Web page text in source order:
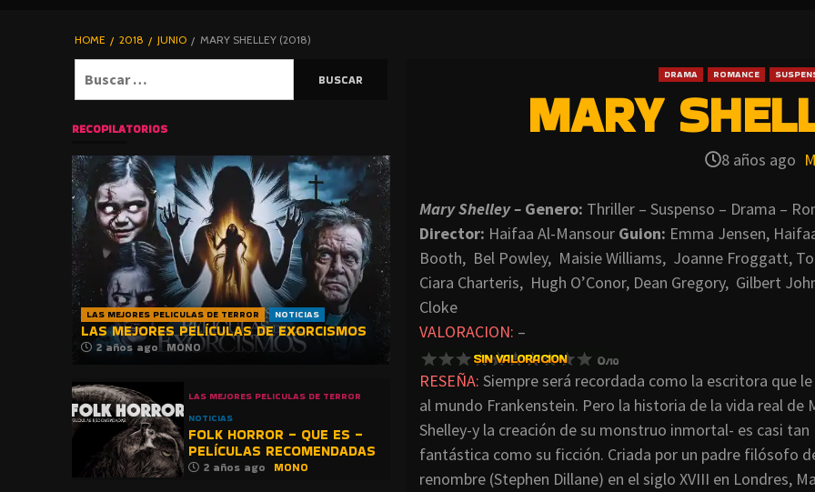
BLOGHORROR
⋆
HOME 2018 JUNIO MARY SHELLEY (2018)
DRAMA ROMANCE
MARY
8 años ago
Mary Shelley – Genero: Thriller – Suspenso – Drama –
Director: Haifaa Al-Mansour Guion: Emma Jensen,
Booth, Bel Powley, Maisie Williams, Joanne Froggatt,
Ciara Charteris, Hugh O’Conor, Dean Gregory, Gilbert
Cloke
VALORACION: –
RESEÑA: Siempre será recordada como la escritora que
al mundo Frankenstein. Pero la historia de la vida real de
Shelley-y la creación de su monstruo inmortal- es casi tan
fantástica como su ficción. Criada por un padre filósofo
renombre (Stephen Dillane) en el siglo XVIII en Londres,
RECOPILATORIOS
LAS MEJORES PELICULAS DE TERROR NOTICIAS
LAS MEJORES PELÍCULAS DE EXORCISMOS
2 años ago MONO
LAS MEJORES PELICULAS DE TERROR
NOTICIAS
FOLK HORROR – QUE ES –
PELÍCULAS RECOMENDADAS
2 años ago MONO